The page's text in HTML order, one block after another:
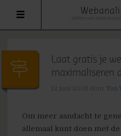
Laat gratis je
maximaliseren
Ton
Om meer aandacht te
allemaal kunt doen met